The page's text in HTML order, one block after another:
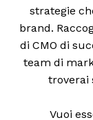
strategie
brand.
di CMO di
team di
troverai
Vuoi